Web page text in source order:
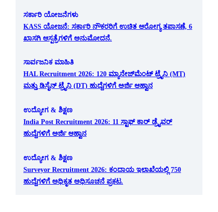
ಸರ್ಕಾರಿ ಯೋಜನೆಗಳು
KASS ಯೋಜನೆ: ಸರ್ಕಾರಿ ನೌಕರರಿಗೆ ಉಚಿತ ಆರೋಗ್ಯ ತಪಾಸಣೆ, 6
ಖಾಸಗಿ ಆಸ್ಪತ್ರೆಗಳಿಗೆ ಅನುಮೋದನೆ.
ಸಾರ್ವಜನಿಕ ಮಾಹಿತಿ
HAL Recruitment 2026: 120 ಮ್ಯಾನೇಜ್‌ಮೆಂಟ್ ಟ್ರೈನಿ (MT)
ಮತ್ತು ಡಿಸೈನ್ ಟ್ರೈನಿ (DT) ಹುದ್ದೆಗಳಿಗೆ ಅರ್ಜಿ ಆಹ್ವಾನ
ಉದ್ಯೋಗ & ಶಿಕ್ಷಣ
India Post Recruitment 2026: 11 ಸ್ಟಾಫ್ ಕಾರ್ ಡ್ರೈವರ್
ಹುದ್ದೆಗಳಿಗೆ ಅರ್ಜಿ ಆಹ್ವಾನ
ಉದ್ಯೋಗ & ಶಿಕ್ಷಣ
Surveyor Recruitment 2026: ಕಂದಾಯ ಇಲಾಖೆಯಲ್ಲಿ 750
ಹುದ್ದೆಗಳಿಗೆ ಅಧಿಕೃತ ಅಧಿಸೂಚನೆ ಪ್ರಕಟ.